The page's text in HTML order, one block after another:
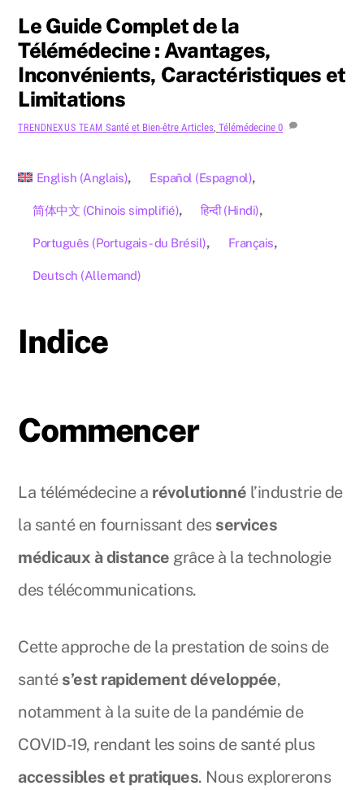
Le Guide Complet de la
Télémédecine : Avantages,
Inconvénients, Caractéristiques et
Limitations
TRENDNEXUS TEAM Santé et Bien-être Articles,Télémédecine 0
English (Anglais) Español (Espagnol)
简体中文 (Chinois simplifié) हिन्दी(Hindi)
Português (Portugais - du Brésil) Français
Deutsch (Allemand)
Indice
Commencer
La télémédecine a révolutionné l’industrie de
la santé en fournissant des services
médicaux à distance grâce à la technologie
des télécommunications.
Cette approche de la prestation de soins de
santé s’est rapidement développée,
notamment à la suite de la pandémie de
COVID-19, rendant les soins de santé plus
accessibles et pratiques. Nous explorerons